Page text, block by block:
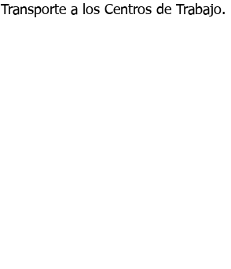
Transporte a los Centros de Trabajo.